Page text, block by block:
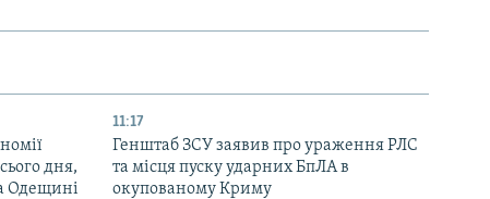
дня,
Одещині
11:17
Генштаб ЗСУ заявив про ураження РЛС
та місця пуску ударних БпЛА в
окупованому Криму